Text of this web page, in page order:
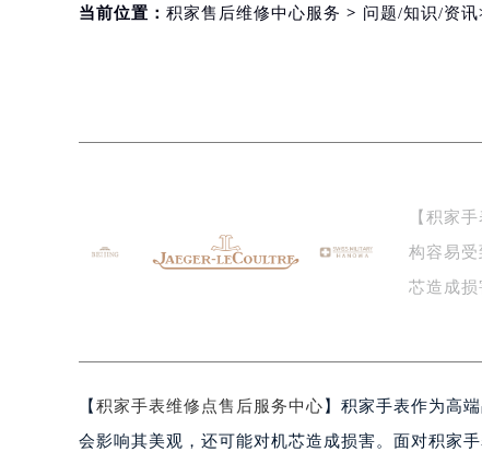
北京市东城区东长安街1号东方广
上海市徐汇区虹桥路3号港汇中心
扬州市邗江区国展路29号星耀天地
盐城市盐都区世纪大道5号盐城金
泰州市海陵区永定东路399号置地
绍兴市越城区胜利东路379号世茂
嘉兴市南湖区广益路705号嘉兴世
当前位置： 积家售后维修中心服务 > 问题/知识/资讯
【积家
构容易
芯造成
【 积家手表维修点售后服务中心 】积家手表作为高
会影响其美观，还可能对机芯造成损害。面对积家